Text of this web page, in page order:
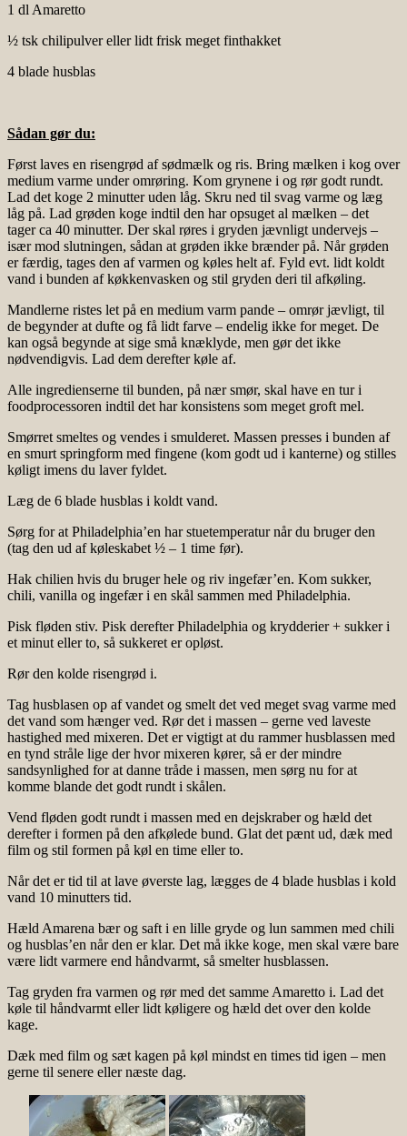
1 dl Amaretto
½ tsk chilipulver eller lidt frisk meget finthakket
4 blade husblas
Sådan gør du:
Først laves en risengrød af sødmælk og ris. Bring mælken i kog over
medium varme under omrøring. Kom grynene i og rør godt rundt.
Lad det koge 2 minutter uden låg. Skru ned til svag varme og læg
låg på. Lad grøden koge indtil den har opsuget al mælken – det
tager ca 40 minutter. Der skal røres i gryden jævnligt undervejs –
især mod slutningen, sådan at grøden ikke brænder på. Når grøden
er færdig, tages den af varmen og køles helt af. Fyld evt. lidt koldt
vand i bunden af køkkenvasken og stil gryden deri til afkøling.
Mandlerne ristes let på en medium varm pande – omrør jævligt, til
de begynder at dufte og få lidt farve – endelig ikke for meget. De
kan også begynde at sige små knæklyde, men gør det ikke
nødvendigvis. Lad dem derefter køle af.
Alle ingredienserne til bunden, på nær smør, skal have en tur i
foodprocessoren indtil det har konsistens som meget groft mel.
Smørret smeltes og vendes i smulderet. Massen presses i bunden af
en smurt springform med fingene (kom godt ud i kanterne) og stilles
køligt imens du laver fyldet.
Læg de 6 blade husblas i koldt vand.
Sørg for at Philadelphia’en har stuetemperatur når du bruger den
(tag den ud af køleskabet ½ – 1 time før).
Hak chilien hvis du bruger hele og riv ingefær’en. Kom sukker,
chili, vanilla og ingefær i en skål sammen med Philadelphia.
Pisk fløden stiv. Pisk derefter Philadelphia og krydderier + sukker i
et minut eller to, så sukkeret er opløst.
Rør den kolde risengrød i.
Tag husblasen op af vandet og smelt det ved meget svag varme med
det vand som hænger ved. Rør det i massen – gerne ved laveste
hastighed med mixeren. Det er vigtigt at du rammer husblassen med
en tynd stråle lige der hvor mixeren kører, så er der mindre
sandsynlighed for at danne tråde i massen, men sørg nu for at
komme blande det godt rundt i skålen.
Vend fløden godt rundt i massen med en dejskraber og hæld det
derefter i formen på den afkølede bund. Glat det pænt ud, dæk med
film og stil formen på køl en time eller to.
Når det er tid til at lave øverste lag, lægges de 4 blade husblas i kold
vand 10 minutters tid.
Hæld Amarena bær og saft i en lille gryde og lun sammen med chili
og husblas’en når den er klar. Det må ikke koge, men skal være bare
være lidt varmere end håndvarmt, så smelter husblassen.
Tag gryden fra varmen og rør med det samme Amaretto i. Lad det
køle til håndvarmt eller lidt køligere og hæld det over den kolde
kage.
Dæk med film og sæt kagen på køl mindst en times tid igen – men
gerne til senere eller næste dag.